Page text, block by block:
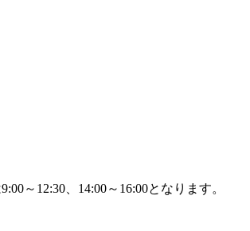
～12:30、14:00～16:00となります。